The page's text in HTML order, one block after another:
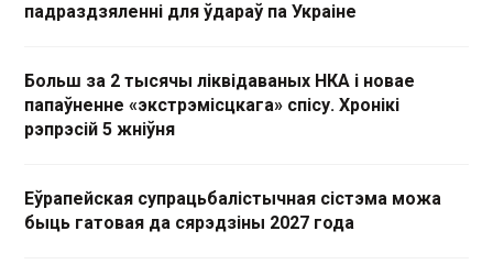
падраздзяленні для ўдараў па Украіне
Больш за 2 тысячы ліквідаваных НКА і новае
папаўненне «экстрэмісцкага» спісу. Хронікі
рэпрэсій 5 жніўня
Еўрапейская супрацьбалістычная сістэма можа
быць гатовая да сярэдзіны 2027 года